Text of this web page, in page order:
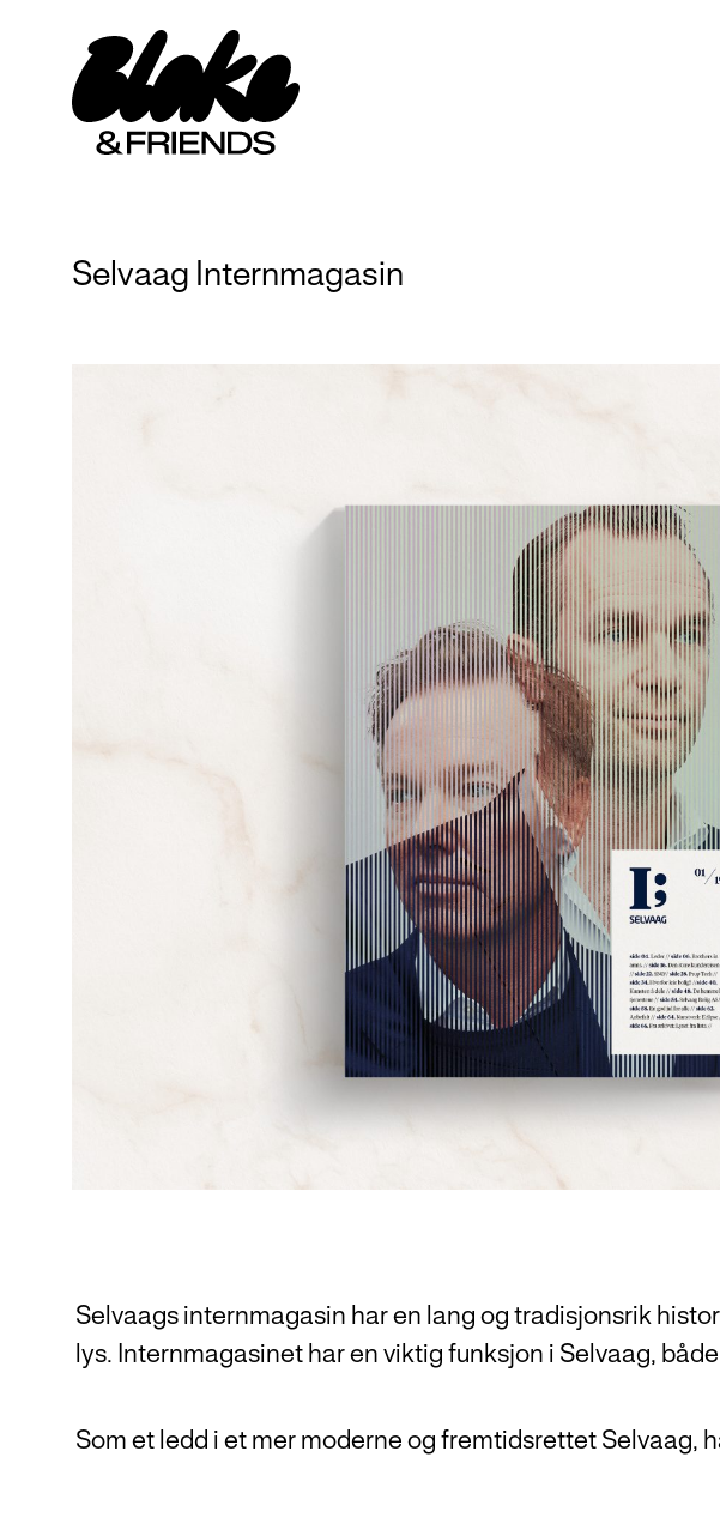
Selvaag Internmagasin
Selvaags internmagasin har en lang og tradisjonsrik
lys. Internmagasinet har en viktig funksjon i Selvaag,
Som et ledd i et mer moderne og fremtidsrettet Selvaag,